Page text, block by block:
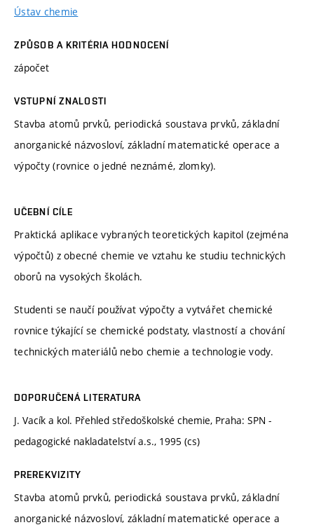
Ústav chemie
ZPŮSOB A KRITÉRIA HODNOCENÍ
zápočet
VSTUPNÍ ZNALOSTI
Stavba atomů prvků, periodická soustava prvků, základní
anorganické názvosloví, základní matematické operace a
výpočty (rovnice o jedné neznámé, zlomky).
UČEBNÍ CÍLE
Praktická aplikace vybraných teoretických kapitol (zejména
výpočtů) z obecné chemie ve vztahu ke studiu technických
oborů na vysokých školách.
Studenti se naučí používat výpočty a vytvářet chemické
rovnice týkající se chemické podstaty, vlastností a chování
technických materiálů nebo chemie a technologie vody.
DOPORUČENÁ LITERATURA
J. Vacík a kol. Přehled středoškolské chemie, Praha: SPN -
pedagogické nakladatelství a.s., 1995 (cs)
PREREKVIZITY
Stavba atomů prvků, periodická soustava prvků, základní
anorganické názvosloví, základní matematické operace a